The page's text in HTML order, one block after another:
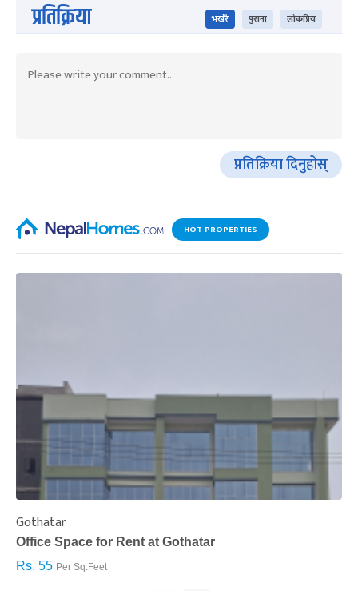
प्रतिक्रिया भर्खरै पुराना लोकप्रिय
प्रतिक्रिया दिनुहोस्
HOT PROPERTIES
Gothatar
Office Space for Rent at Gothatar
Rs. 55 Per Sq.Feet